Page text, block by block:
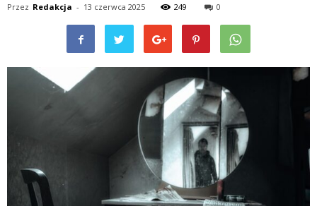
Przez Redakcja - 13 czerwca 2025 249 0